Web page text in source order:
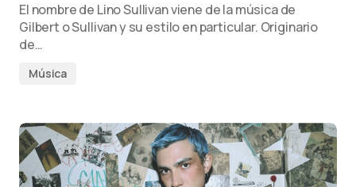
El nombre de Lino Sullivan viene de la música de
Gilbert o Sullivan y su estilo en particular. Originario
de…
Música